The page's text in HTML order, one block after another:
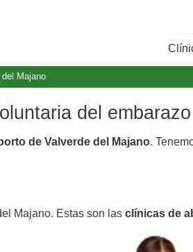
Majano
del
de Valverde del Majano.
Majano. Estas son las clínicas de